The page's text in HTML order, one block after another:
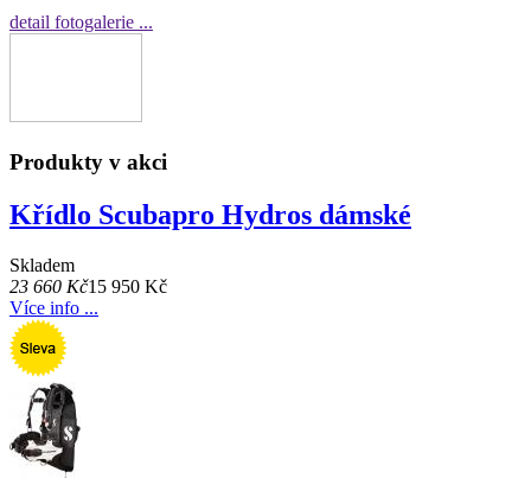
detail fotogalerie ...
Produkty v akci
Křídlo Scubapro Hydros dámské
Skladem
23 660 Kč15 950 Kč
Více info ...